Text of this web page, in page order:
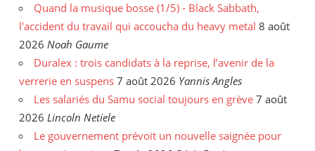
Quand la musique bosse (1/5) - Black Sabbath,
l'accident du travail qui accoucha du heavy metal 8 août
2026 Noah Gaume
Duralex : trois candidats à la reprise, l’avenir de la
verrerie en suspens 7 août 2026 Yannis Angles
Les salariés du Samu social toujours en grève 7 août
2026 Lincoln Netiele
Le gouvernement prévoit un nouvelle saignée pour